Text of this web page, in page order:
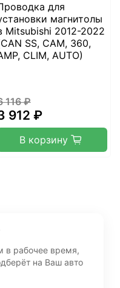
для
магнитолы
Mitsubishi 2012-2022
SS, CAM, 360,
CLIM, AUTO)
116 ₽
912 ₽
В корзину
в рабочее время,
на Ваш авто